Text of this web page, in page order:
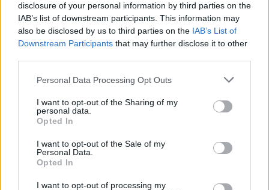
disclosure of your personal information by third parties on the
IAB’s list of downstream participants. This information may
also be disclosed by us to third parties on the IAB’s List of
Downstream Participants that may further disclose it to other
Personal Data Processing Opt Outs
I want to opt-out of the Sharing of my
personal data.
Opted In
I want to opt-out of the Sale of my
Personal Data.
Opted In
I want to opt-out of processing my
πού πρέπει να κινηθούν και με ποιον τρόπο. Σε
συνδυασμό με τα drones επιτήρησης και το δίκτυο
εθελοντών που βρίσκεται σε διαρκή ετοιμότητα,
δημιουργείται ένα πολυεπίπεδο πλέγμα
προστασίας που μειώνει δραστικά τον χρόνο
Καθοριστική υπήρξε και η συμβολή των στελεχών
βάρδια στο Πυροφυλάκιο, καθώς και της
Εθελοντικής Ομάδας Δασοπροστασίας και
Πυρόσβεσης του Δήμου Ελληνικού -